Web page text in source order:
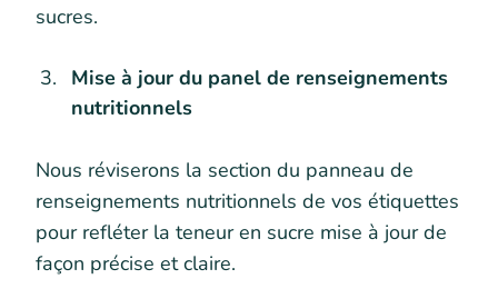
sucres.
Mise à jour du panel de renseignements
nutritionnels
Nous réviserons la section du panneau de
renseignements nutritionnels de vos étiquettes
pour refléter la teneur en sucre mise à jour de
façon précise et claire.